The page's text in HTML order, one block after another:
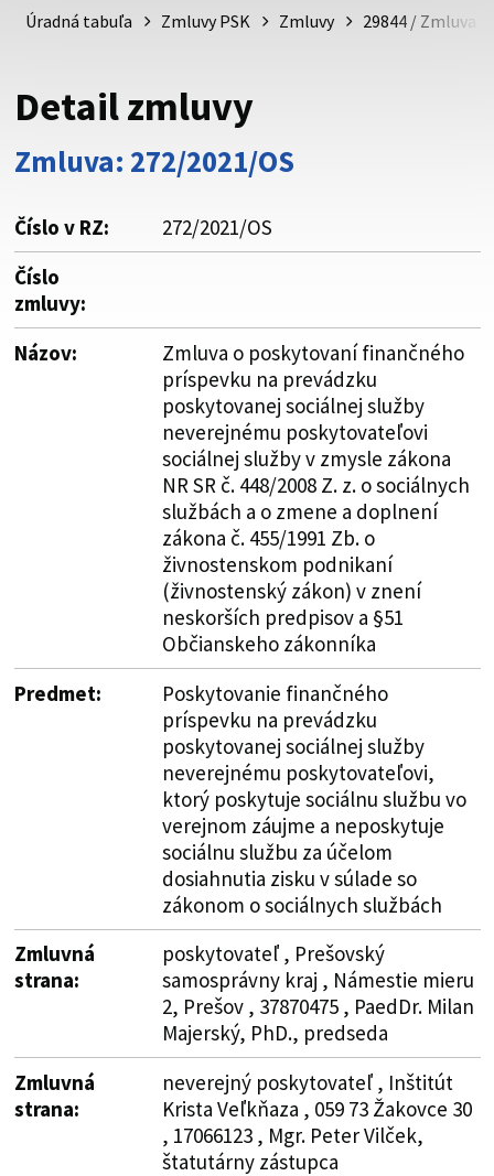
psk.sk.
Buďte pozorní a vždy sa uistite, že zdieľate informácie iba
cez zabezpečenú webovú stránku. Zabezpečená stránka
vždy začína https:// pred názvom domény webového sídla.
Úradná tabuľa Zmluvy PSK Zmluvy 29844 / Zmluva
Detail zmluvy
Zmluva: 272/2021/OS
Číslo v RZ:
272/2021/OS
Číslo
zmluvy:
Názov:
Zmluva o poskytovaní finančného
príspevku na prevádzku
poskytovanej sociálnej služby
neverejnému poskytovateľovi
sociálnej služby v zmysle zákona
NR SR č. 448/2008 Z. z. o sociálnych
službách a o zmene a doplnení
zákona č. 455/1991 Zb. o
živnostenskom podnikaní
(živnostenský zákon) v znení
neskorších predpisov a §51
Občianskeho zákonníka
Predmet:
Poskytovanie finančného
príspevku na prevádzku
poskytovanej sociálnej služby
neverejnému poskytovateľovi,
ktorý poskytuje sociálnu službu vo
verejnom záujme a neposkytuje
sociálnu službu za účelom
dosiahnutia zisku v súlade so
zákonom o sociálnych službách
Zmluvná
strana:
poskytovateľ , Prešovský
samosprávny kraj , Námestie mieru
2, Prešov , 37870475 , PaedDr. Milan
Majerský, PhD., predseda
Zmluvná
strana:
neverejný poskytovateľ , Inštitút
Krista Veľkňaza , 059 73 Žakovce 30
, 17066123 , Mgr. Peter Vilček,
štatutárny zástupca